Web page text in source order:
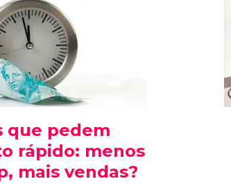
que pedem
rápido: menos
mais vendas?